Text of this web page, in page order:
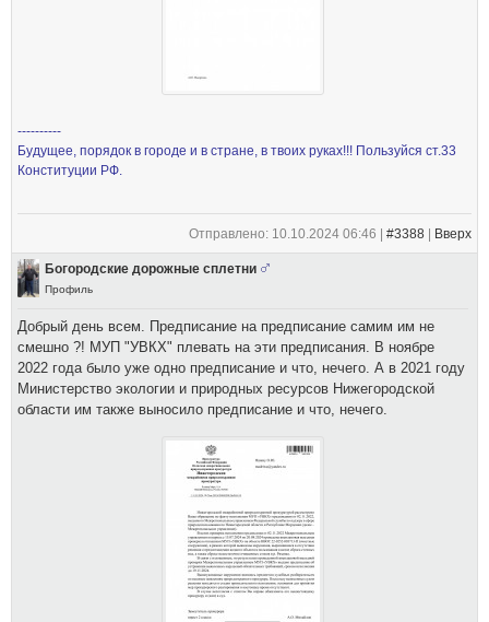
----------
Будущее, порядок в городе и в стране, в твоих руках!!! Пользуйся ст.33
Конституции РФ.
Отправлено: 10.10.2024 06:46 | #3388 Вверх
Богородские дорожные сплетни
Профиль
Добрый день всем. Предписание на предписание самим им не
смешно ?! МУП "УВКХ" плевать на эти предписания. В ноябре
2022 года было уже одно предписание и что, нечего. А в 2021 году
Министерство экологии и природных ресурсов Нижегородской
области им также выносило предписание и что, нечего.